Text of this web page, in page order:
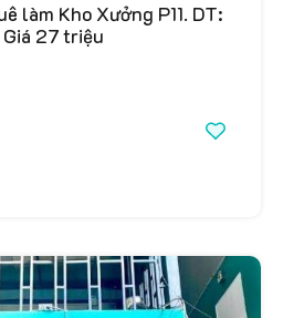
làm Kho Xưởng P11. DT:
27 triệu